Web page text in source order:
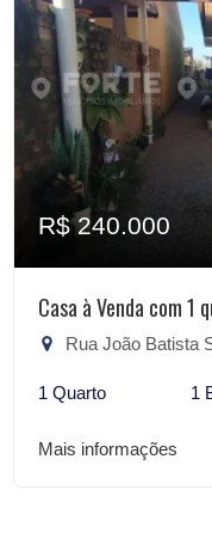
R$ 240.000
Casa à Venda com 1
Rua João Batista Scholl,
1 Quarto 1
Mais informações